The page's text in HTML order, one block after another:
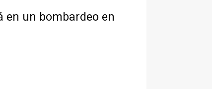
un bombardeo en